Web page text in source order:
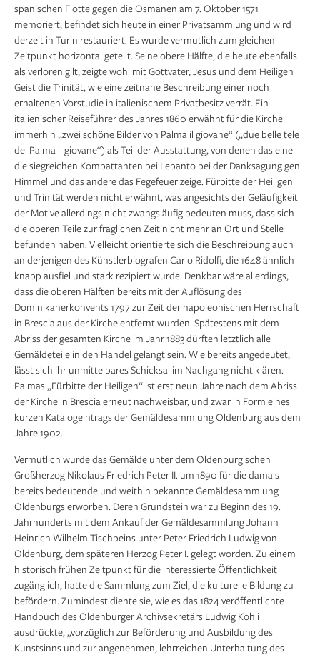
spanischen Flotte gegen die Osmanen am 7. Oktober 1571
memoriert, befindet sich heute in einer Privatsammlung und wird
derzeit in Turin restauriert. Es wurde vermutlich zum gleichen
Zeitpunkt horizontal geteilt. Seine obere Hälfte, die heute ebenfalls
als verloren gilt, zeigte wohl mit Gottvater, Jesus und dem Heiligen
Geist die Trinität, wie eine zeitnahe Beschreibung einer noch
erhaltenen Vorstudie in italienischem Privatbesitz verrät. Ein
italienischer Reiseführer des Jahres 1860 erwähnt für die Kirche
immerhin „zwei schöne Bilder von Palma il giovane“ („due belle tele
del Palma il giovane“) als Teil der Ausstattung, von denen das eine
die siegreichen Kombattanten bei Lepanto bei der Danksagung gen
Himmel und das andere das Fegefeuer zeige. Fürbitte der Heiligen
und Trinität werden nicht erwähnt, was angesichts der Geläufigkeit
der Motive allerdings nicht zwangsläufig bedeuten muss, dass sich
die oberen Teile zur fraglichen Zeit nicht mehr an Ort und Stelle
befunden haben. Vielleicht orientierte sich die Beschreibung auch
an derjenigen des Künstlerbiografen Carlo Ridolfi, die 1648 ähnlich
knapp ausfiel und stark rezipiert wurde. Denkbar wäre allerdings,
dass die oberen Hälften bereits mit der Auflösung des
Dominikanerkonvents 1797 zur Zeit der napoleonischen Herrschaft
in Brescia aus der Kirche entfernt wurden. Spätestens mit dem
Abriss der gesamten Kirche im Jahr 1883 dürften letztlich alle
Gemäldeteile in den Handel gelangt sein. Wie bereits angedeutet,
lässt sich ihr unmittelbares Schicksal im Nachgang nicht klären.
Palmas „Fürbitte der Heiligen“ ist erst neun Jahre nach dem Abriss
der Kirche in Brescia erneut nachweisbar, und zwar in Form eines
kurzen Katalogeintrags der Gemäldesammlung Oldenburg aus dem
Jahre 1902.
Vermutlich wurde das Gemälde unter dem Oldenburgischen
Großherzog Nikolaus Friedrich Peter II. um 1890 für die damals
bereits bedeutende und weithin bekannte Gemäldesammlung
Oldenburgs erworben. Deren Grundstein war zu Beginn des 19.
Jahrhunderts mit dem Ankauf der Gemäldesammlung Johann
Heinrich Wilhelm Tischbeins unter Peter Friedrich Ludwig von
Oldenburg, dem späteren Herzog Peter I. gelegt worden. Zu einem
historisch frühen Zeitpunkt für die interessierte Öffentlichkeit
zugänglich, hatte die Sammlung zum Ziel, die kulturelle Bildung zu
befördern. Zumindest diente sie, wie es das 1824 veröffentlichte
Handbuch des Oldenburger Archivsekretärs Ludwig Kohli
ausdrückte, „vorzüglich zur Beförderung und Ausbildung des
Kunstsinns und zur angenehmen, lehrreichen Unterhaltung des